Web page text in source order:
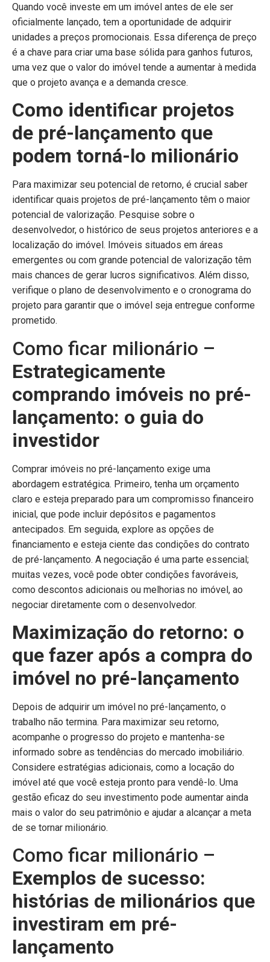
Quando você investe em um imóvel antes de ele ser
oficialmente lançado, tem a oportunidade de adquirir
unidades a preços promocionais. Essa diferença de preço
é a chave para criar uma base sólida para ganhos futuros,
uma vez que o valor do imóvel tende a aumentar à medida
que o projeto avança e a demanda cresce.
Como identificar projetos
de pré-lançamento que
podem torná-lo milionário
Para maximizar seu potencial de retorno, é crucial saber
identificar quais projetos de pré-lançamento têm o maior
potencial de valorização. Pesquise sobre o
desenvolvedor, o histórico de seus projetos anteriores e a
localização do imóvel. Imóveis situados em áreas
emergentes ou com grande potencial de valorização têm
mais chances de gerar lucros significativos. Além disso,
verifique o plano de desenvolvimento e o cronograma do
projeto para garantir que o imóvel seja entregue conforme
prometido.
Como ficar milionário –
Estrategicamente
comprando imóveis no pré-
lançamento: o guia do
investidor
Comprar imóveis no pré-lançamento exige uma
abordagem estratégica. Primeiro, tenha um orçamento
claro e esteja preparado para um compromisso financeiro
inicial, que pode incluir depósitos e pagamentos
antecipados. Em seguida, explore as opções de
financiamento e esteja ciente das condições do contrato
de pré-lançamento. A negociação é uma parte essencial;
muitas vezes, você pode obter condições favoráveis,
como descontos adicionais ou melhorias no imóvel, ao
negociar diretamente com o desenvolvedor.
Maximização do retorno: o
que fazer após a compra do
imóvel no pré-lançamento
Depois de adquirir um imóvel no pré-lançamento, o
trabalho não termina. Para maximizar seu retorno,
acompanhe o progresso do projeto e mantenha-se
informado sobre as tendências do mercado imobiliário.
Considere estratégias adicionais, como a locação do
imóvel até que você esteja pronto para vendê-lo. Uma
gestão eficaz do seu investimento pode aumentar ainda
mais o valor do seu patrimônio e ajudar a alcançar a meta
de se tornar milionário.
Como ficar milionário –
Exemplos de sucesso:
histórias de milionários que
investiram em pré-
lançamento